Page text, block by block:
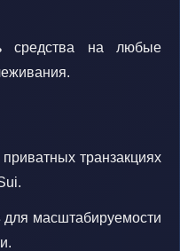
средства на любые
транзакциях
для масштабируемости